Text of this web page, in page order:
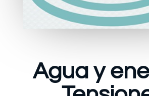
Agua y